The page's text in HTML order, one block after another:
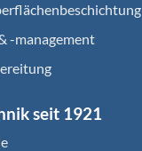
-management
seit 1921